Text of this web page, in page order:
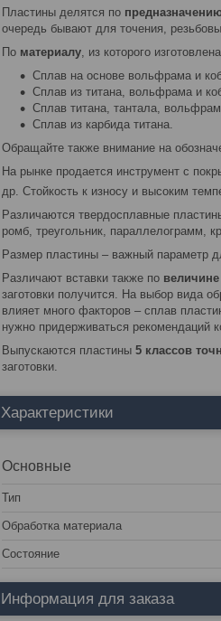
Пластины делятся по
очередь бывают для точения,
По материалу, из которого
Сплав на основе вольфрама и
Сплав из титана, вольфрама и
Сплав титана, тантала,
Сплав из карбида титана.
Обращайте также внимание на
На рынке продается инструмент с
др. Стойкость к износу и высоким
Различаются твердосплавные
ромб, треугольник, параллелограмм,
Размер пластины – важный параметр
Различают вставки также по величине
заготовки получится. На выбор вида
влияет много факторов – сплав
нужно придерживаться рекомендаций
Выпускаются пластины 5 классов
заготовки.
Характеристики
Основные
Тип
Обработка материала
Состояние
Информация для заказа